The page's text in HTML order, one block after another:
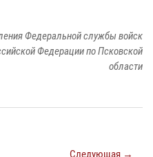
Федеральной службы войск
Федерации по Псковской
области
Следующая →